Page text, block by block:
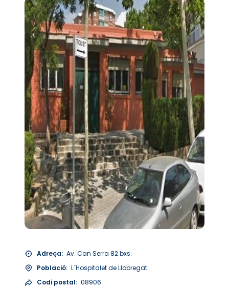
Adreça: Av. Can Serra 82 bxs.
Població: L´Hospitalet de Llobregat
Codi postal: 08906